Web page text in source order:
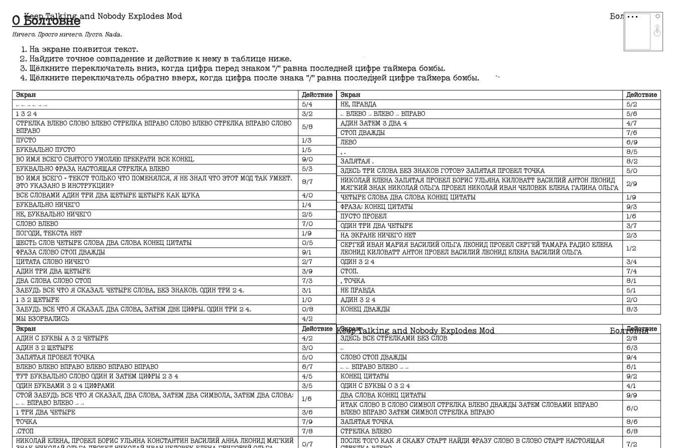
Keep Talking and Nobody Explodes Mod Болтовня
О Болтовне
Ничего. Просто ничего. Пусто. Nada.
На экране появится текст.
Найдите точное совпадение и действие к нему в таблице ниже.
Щёлкните переключатель вниз, когда цифра перед знаком "/" равна последней цифре таймера бомбы.
Щёлкните переключатель обратно вверх, когда цифра после знака "/" равна последней цифре таймера бомбы.
Экран
Действие
← ← → ← → →
5/4
1 3 2 4
3/2
СТРЕЛКА ВЛЕВО СЛОВО ВЛЕВО СТРЕЛКА ВПРАВО СЛОВО ВЛЕВО СТРЕЛКА ВПРАВО СЛОВО
ВПРАВО
5/8
ПУСТО
1/3
БУКВАЛЬНО ПУСТО
1/5
ВО ИМЯ ВСЕГО СВЯТОГО УМОЛЯЮ ПРЕКРАТИ ВСЕ КОНЕЦ.
9/0
БУКВАЛЬНО ФРАЗА НАСТОЯЩАЯ СТРЕЛКА ВЛЕВО
5/3
ВО ИМЯ ВСЕГО - ТЕКСТ ТОЛЬКО ЧТО ПОМЕНЯЛСЯ, Я НЕ ЗНАЛ ЧТО ЭТОТ МОД ТАК УМЕЕТ.
ЭТО УКАЗАНО В ИНСТРУКЦИИ?
8/7
ВСЕ СЛОВАМИ АДИН ТРИ ДВА ЩЕТЫРЕ ЩЕТЫРЕ КАК ЩУКА
4/0
БУКВАЛЬНО НИЧЕГО
1/4
НЕ, БУКВАЛЬНО НИЧЕГО
2/5
СЛОВО ВЛЕВО
7/0
ПОГОДИ, ТЕКСТА НЕТ
1/9
ШЕСТЬ СЛОВ ЧЕТЫРЕ СЛОВА ДВА СЛОВА КОНЕЦ ЦИТАТЫ
0/5
ФРАЗА СЛОВО СТОП ДВАЖДЫ
9/1
ЦИТАТА СЛОВО НИЧЕГО
2/7
АДИН ТРИ ДВА ЩЕТЫРЕ
3/9
ДВА СЛОВА СЛОВО СТОП
7/3
ЗАБУДЬ ВСЕ ЧТО Я СКАЗАЛ. ЧЕТЫРЕ СЛОВА, БЕЗ ЗНАКОВ. ОДИН ТРИ 2 4.
3/1
1 3 2 ЩЕТЫРЕ
1/0
ЗАБУДЬ ВСЕ ЧТО Я СКАЗАЛ. ДВА СЛОВА, ЗАТЕМ ДВЕ ЦИФРЫ. ОДИН ТРИ 2 4.
0/8
МЫ ВЗОРВАЛИСЬ
4/2
Экран
Действие
НЕ, ПРАВДА
5/2
← ВЛЕВО → ВЛЕВО → ВПРАВО
5/6
АДИН ЗАТЕМ 3 ДВА 4
4/7
СТОП ДВАЖДЫ
7/6
ЛЕВО
6/9
, .
8/5
ЗАПЯТАЯ .
8/2
ЗДЕСЬ ТРИ СЛОВА БЕЗ ЗНАКОВ ГОТОВ? ЗАПЯТАЯ ПРОБЕЛ ТОЧКА
5/0
НИКОЛАЙ ЕЛЕНА ЗАПЯТАЯ ПРОБЕЛ БОРИС УЛЬЯНА КИЛОВАТТ ВАСИЛИЙ АНТОН ЛЕОНИД
МЯГКИЙ ЗНАК НИКОЛАЙ ОЛЬГА ПРОБЕЛ НИКОЛАЙ ИВАН ЧЕЛОВЕК ЕЛЕНА ГАЛИНА ОЛЬГА
2/9
ЧЕТЫРЕ СЛОВА ДВА СЛОВА КОНЕЦ ЦИТАТЫ
1/9
ФРАЗА: КОНЕЦ ЦИТАТЫ
9/3
ПУСТО ПРОБЕЛ
1/6
ОДИН ТРИ ДВА ЧЕТЫРЕ
3/7
НА ЭКРАНЕ НИЧЕГО НЕТ
2/3
СЕРГЕЙ ИВАН МАРИЯ ВАСИЛИЙ ОЛЬГА ЛЕОНИД ПРОБЕЛ СЕРГЕЙ ТАМАРА РАДИО ЕЛЕНА
ЛЕОНИД КИЛОВАТТ АНТОН ПРОБЕЛ ВАСИЛИЙ ЛЕОНИД ЕЛЕНА ВАСИЛИЙ ОЛЬГА
1/2
ОДИН 3 2 4
3/4
СТОП.
7/4
, ТОЧКА
8/1
НЕ ПРАВДА
5/1
АДИН 3 2 4
2/0
КОНЕЦ ДВАЖДЫ
8/3
Keep Talking and Nobody Explodes Mod Болтовня
Экран
Действие
АДИН С БУКВЫ А 3 2 ЧЕТЫРЕ
4/2
АДИН 3 2 ЩЕТЫРЕ
3/0
ЗАПЯТАЯ ПРОБЕЛ ТОЧКА
5/0
ВЛЕВО ВЛЕВО ВПРАВО ВЛЕВО ВПРАВО ВПРАВО
6/7
ТУТ БУКВАЛЬНО СЛОВО ОДИН И ЗАТЕМ ЦИФРЫ 2 3 4
4/5
ОДИН БУКВАМИ 3 2 4 ЦИФРАМИ
3/5
СТОЙ ЗАБУДЬ ВСЕ ЧТО Я СКАЗАЛ, ДВА СЛОВА, ЗАТЕМ ДВА СИМВОЛА, ЗАТЕМ ДВА СЛОВА:
← ← ВПРАВО ВЛЕВО → →
1/6
1 ТРИ ДВА ЧЕТЫРЕ
3/6
ТОЧКА
7/9
.СТОП
7/8
НИКОЛАЙ ЕЛЕНА, ПРОБЕЛ БОРИС УЛЬЯНА КОНСТАНТИН ВАСИЛИЙ АННА ЛЕОНИД МЯГКИЙ
0/7
Экран
Действие
ЗДЕСЬ ВСЕ СТРЕЛКАМИ БЕЗ СЛОВ
2/8
←
6/3
СЛОВО СТОП ДВАЖДЫ
9/4
← ← ВПРАВО ВЛЕВО → →
6/1
КОНЕЦ ЦИТАТЫ
9/2
ОДИН С БУКВЫ О 3 2 4
4/1
ДВА СЛОВА КОНЕЦ ЦИТАТЫ
9/9
ИТАК СЛОВО В СЛОВО СИМВОЛ СТРЕЛКА ВЛЕВО ДВАЖДЫ ЗАТЕМ СЛОВАМИ ВПРАВО
ВЛЕВО ВПРАВО ЗАТЕМ СИМВОЛ СТРЕЛКА ВПРАВО
6/0
ЗАПЯТАЯ ТОЧКА
8/6
СТРЕЛКА ВЛЕВО
6/8
ПОСЛЕ ТОГО КАК Я СКАЖУ СТАРТ НАЙДИ ФРАЗУ СЛОВО В СЛОВО СТАРТ НАСТОЯЩАЯ
7/2